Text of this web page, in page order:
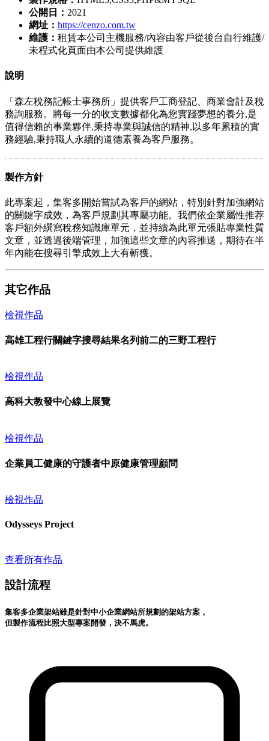
公開日： 2021
網址： https://cenzo.com.tw
維護： 租賃本公司主機服務/內容由客戶從後台自行維護/
未程式化頁面由本公司提供維護
說明
「森左稅務記帳士事務所」提供客戶工商登記、商業會計及稅
務詢服務。將每一分的收支數據都化為您實踐夢想的養分,是
值得信賴的事業夥伴,秉持專業與誠信的精神,以多年累積的實
務經驗,秉持職人永續的道德素養為客戶服務。
製作方針
此專案起，集客多開始嘗試為客戶的網站，特別針對加強網站
的關鍵字成效，為客戶規劃其專屬功能。我們依企業屬性推荐
客戶額外繏寫稅務知識庫單元，並持續為此單元張貼專業性質
文章，並透過後端管理，加強這些文章的內容推送，期待在半
年內能在搜尋引擎成效上大有斬獲。
其它作品
檢視作品
高雄工程行關鍵字搜尋結果名列前二的三野工程行
檢視作品
高科大教發中心線上展覽
檢視作品
企業員工健康的守護者中原健康管理顧問
檢視作品
Odysseys Project
查看所有作品
設計流程
集客多企業架站雖是針對中小企業網站所規劃的架站方案，
但製作流程比照大型專案開發，決不馬虎。